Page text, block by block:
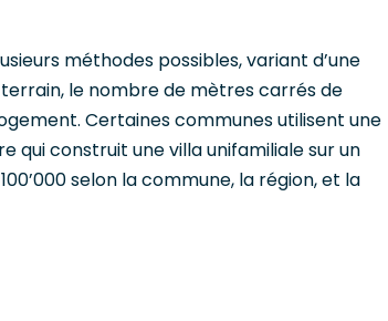
méthodes possibles, variant d’une
le nombre de mètres carrés de
Certaines communes utilisent une
qui construit une villa unifamiliale sur un
selon la commune, la région, et la